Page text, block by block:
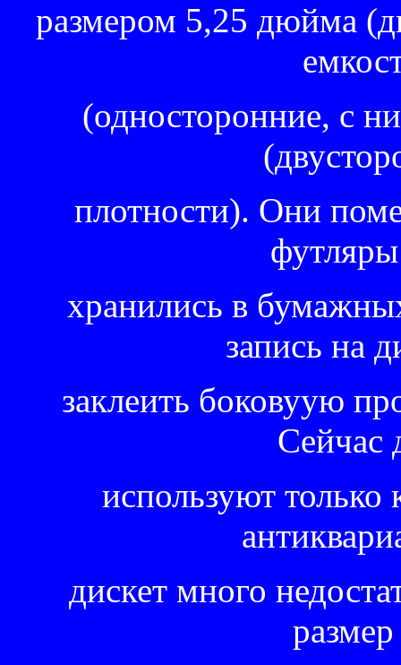
размером 5,25 дюйма
(односторонние, с
плотности). Они
хранились в
запись на
заклеить боковуую
Сейчас
используют только
дискет много